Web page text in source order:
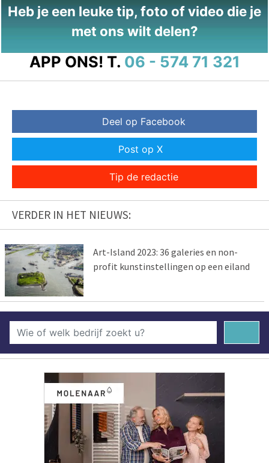
Heb je een leuke tip, foto of video die je
met ons wilt delen?
APP ONS! T. 06 - 574 71 321
Deel op Facebook
Post op X
Tip de redactie
VERDER IN HET NIEUWS:
Art-Island 2023: 36 galeries en non-
profit kunstinstellingen op een eiland